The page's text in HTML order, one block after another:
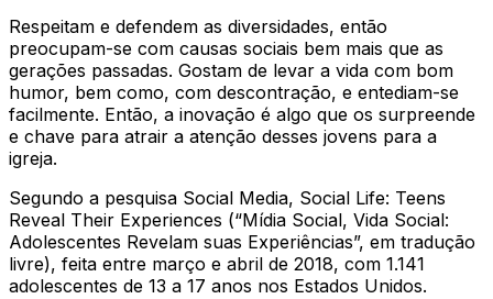
Respeitam e defendem as diversidades, então
preocupam-se com causas sociais bem mais que as
gerações passadas. Gostam de levar a vida com bom
humor, bem como, com descontração, e entediam-se
facilmente. Então, a inovação é algo que os surpreende
e chave para atrair a atenção desses jovens para a
igreja.
Segundo a pesquisa Social Media, Social Life: Teens
Reveal Their Experiences (“Mídia Social, Vida Social:
Adolescentes Revelam suas Experiências”, em tradução
livre), feita entre março e abril de 2018, com 1.141
adolescentes de 13 a 17 anos nos Estados Unidos.